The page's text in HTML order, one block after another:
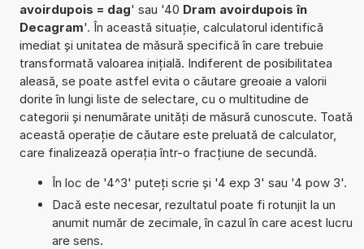
avoirdupois = dag' sau '40 Dram avoirdupois în
Decagram'. În această situație, calculatorul identifică
imediat și unitatea de măsură specifică în care trebuie
transformată valoarea inițială. Indiferent de posibilitatea
aleasă, se poate astfel evita o căutare greoaie a valorii
dorite în lungi liste de selectare, cu o multitudine de
categorii și nenumărate unități de măsură cunoscute. Toată
această operație de căutare este preluată de calculator,
care finalizează operația într-o fracțiune de secundă.
În loc de '4^3' puteți scrie și '4 exp 3' sau '4 pow 3'.
Dacă este necesar, rezultatul poate fi rotunjit la un
anumit număr de zecimale, în cazul în care acest lucru
are sens.